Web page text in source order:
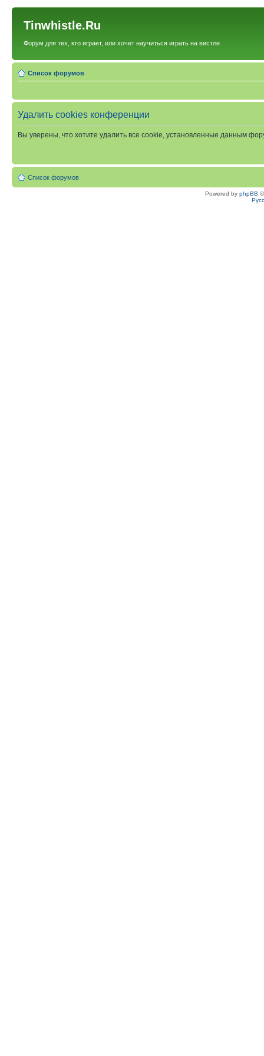
Tinwhistle.Ru
Форум для тех, кто играет, или хочет научиться играть на вистле
Список форумов
Удалить cookies конференции
Вы уверены, что хотите удалить все cookie, установленные данным
Список форумов
Powered by phpBB